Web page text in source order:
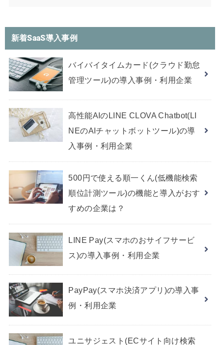
新着SaaS導入事例
バイバイタイムカード(クラウド勤怠
管理ツール)の導入事例・利用企業
高性能AIのLINE CLOVA Chatbot(LI
NEのAIチャットボットツール)の導
入事例・利用企業
500円で使える順一くん(低機能検索
順位計測ツール)の機能と導入がおす
すめの企業は？
LINE Pay(スマホのおサイフサービ
ス)の導入事例・利用企業
PayPay(スマホ決済アプリ)の導入事
例・利用企業
ユニサジェスト(ECサイト向け検索